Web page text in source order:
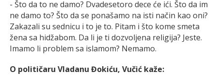
- Što da to ne damo? Dvadesetoro dece će ići. Što da im
ne damo to? Što da se ponašamo na isti način kao oni?
Zakazali su sednicu i to je to. Pitam i što kome smeta
žena sa hidžabom. Da li je ti dozvoljena religija? Jeste.
Imamo li problem sa islamom? Nemamo.
O političaru Vladanu Đokiću, Vučić kaže: